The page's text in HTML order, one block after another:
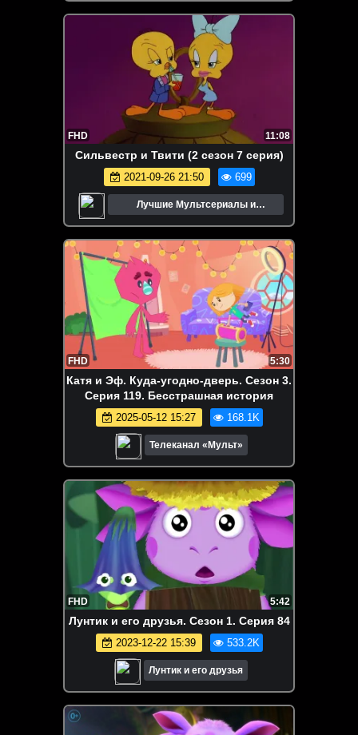
FHD 11:08
Сильвестр и Твити (2 сезон 7 серия)
2021-09-26 21:50 699
Лучшие Мультсериалы и
Мультфильмы
FHD 5:30
Катя и Эф. Куда-угодно-дверь. Сезон 3.
Серия 119. Бесстрашная история
2025-05-12 15:27 168.1K
Телеканал «Мульт»
FHD 5:42
Лунтик и его друзья. Сезон 1. Серия 84
2023-12-22 15:39 533.2K
Лунтик и его друзья